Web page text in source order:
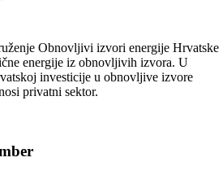
Obnovljivi izvori energije Hrvatske
energije iz obnovljivih izvora. U
investicije u obnovljive izvore
privatni sektor.